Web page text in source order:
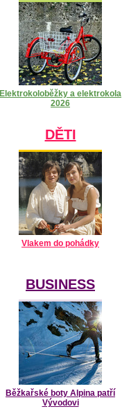
Elektrokoloběžky a elektrokola
2026
DĚTI
Vlakem do pohádky
BUSINESS
Běžkařské boty Alpina patří
Vývodovi